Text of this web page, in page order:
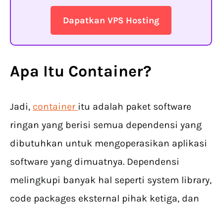
Dapatkan VPS Hosting
Apa Itu Container?
Jadi, container itu adalah paket software
ringan yang berisi semua dependensi yang
dibutuhkan untuk mengoperasikan aplikasi
software yang dimuatnya. Dependensi
melingkupi banyak hal seperti system library,
code packages eksternal pihak ketiga, dan